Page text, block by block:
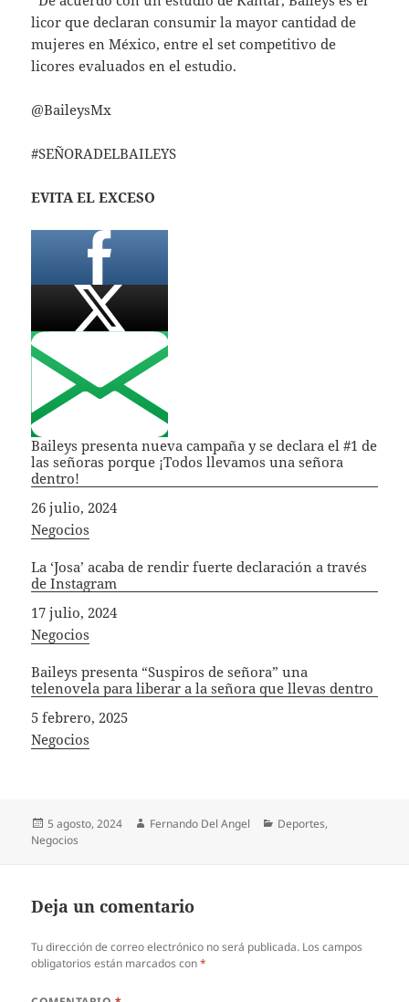
licor que declaran consumir la mayor cantidad de
mujeres en México, entre el set competitivo de
licores evaluados en el estudio.
@BaileysMx
#SEÑORADELBAILEYS
EVITA EL EXCESO
Baileys presenta nueva campaña y se declara el #1 de
las señoras porque ¡Todos llevamos una señora
dentro!
Fecha
26 julio, 2024
In relation to
Negocios
La ‘Josa’ acaba de rendir fuerte declaración a través
de Instagram
Fecha
17 julio, 2024
In relation to
Negocios
Baileys presenta “Suspiros de señora” una
telenovela para liberar a la señora que llevas dentro
Fecha
5 febrero, 2025
In relation to
Negocios
Publicado
el
5 agosto, 2024 Autor
Fernando Del Angel Categorías
Deportes,
Negocios
Deja un comentario
Tu dirección de correo electrónico no será publicada. Los campos
obligatorios están marcados con*